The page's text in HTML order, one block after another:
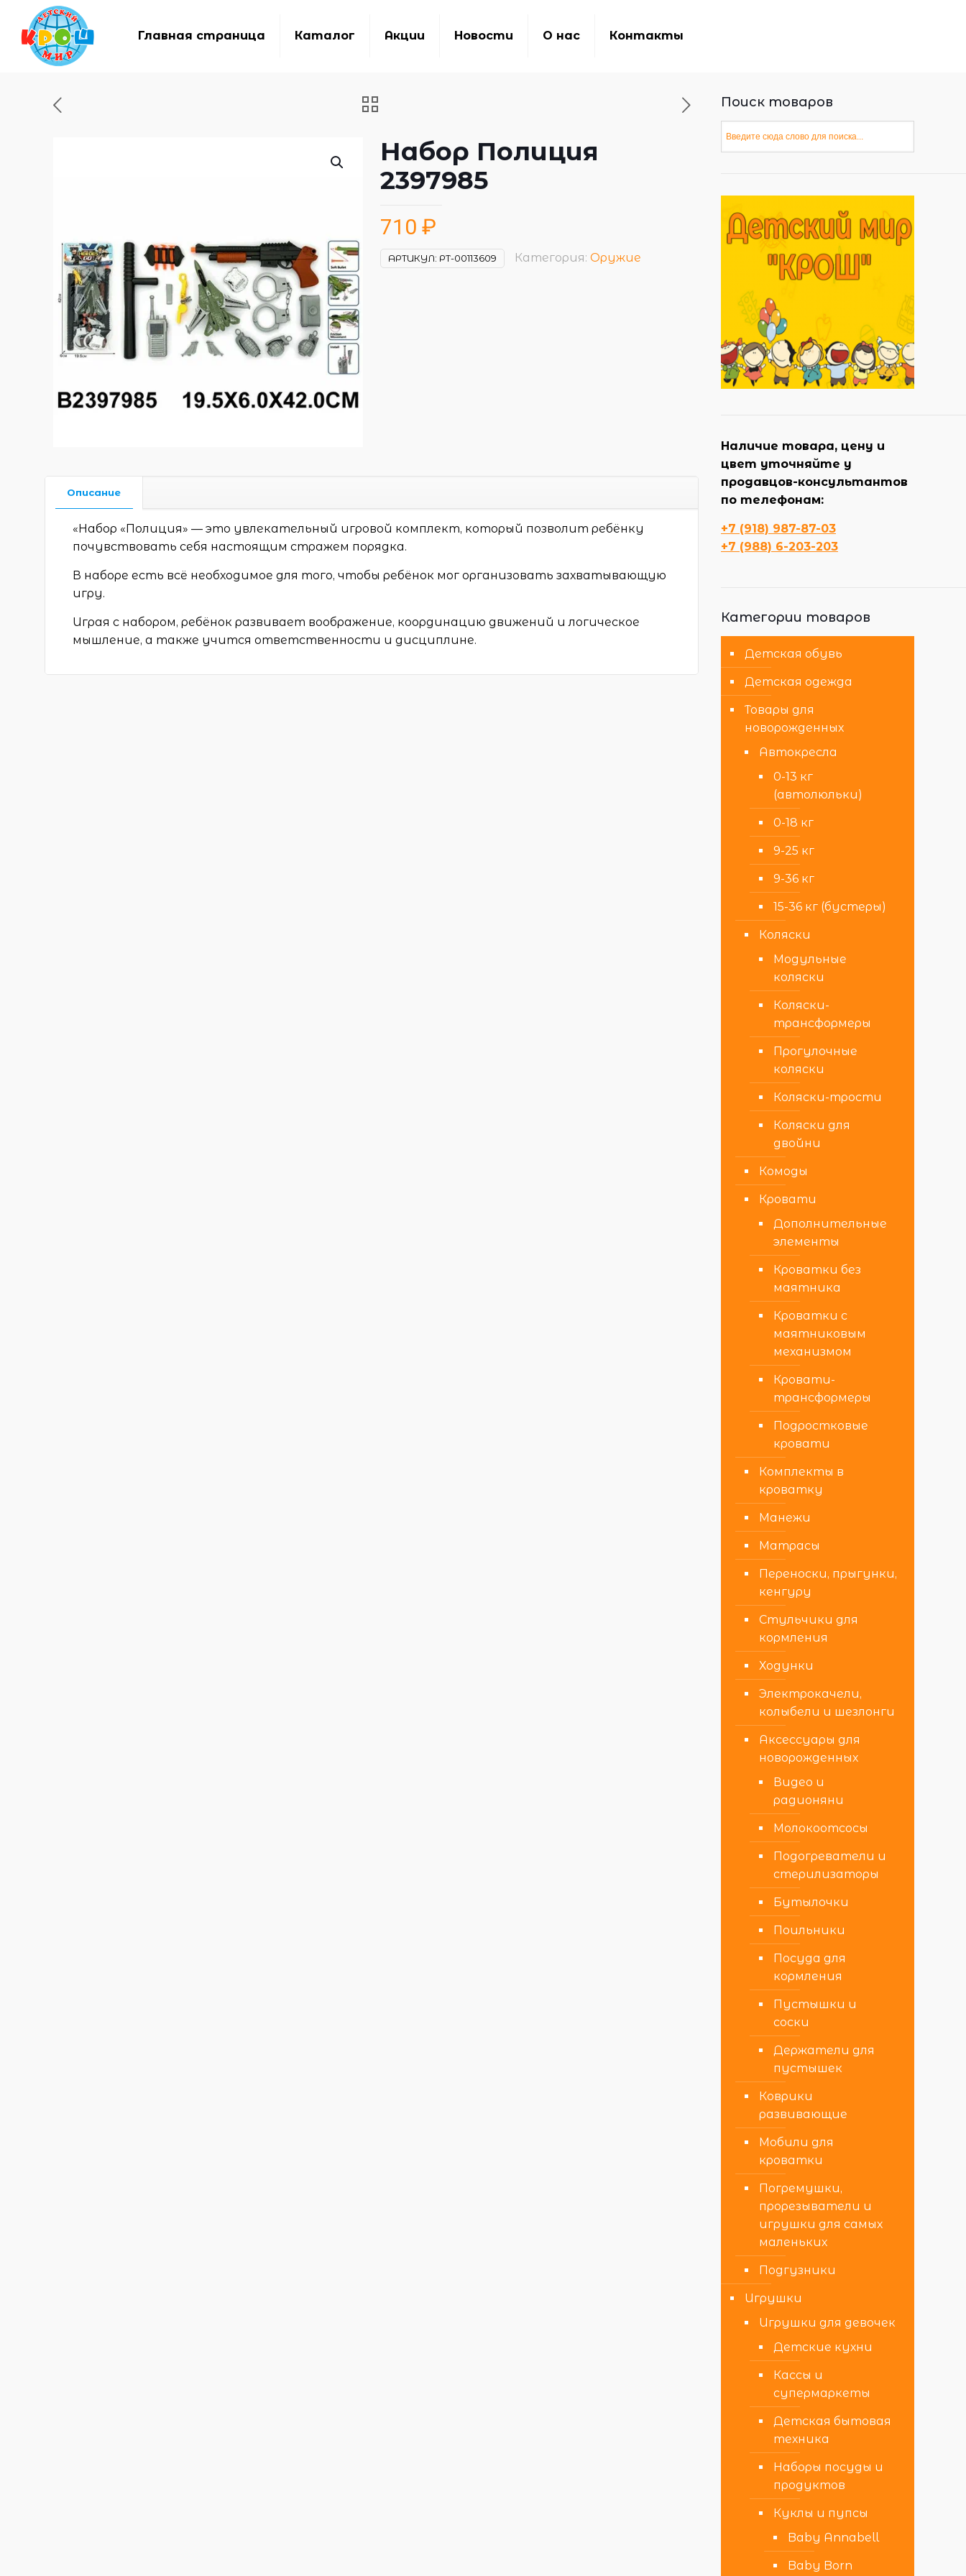
Главная страница Каталог Акции Новости О нас Контакты
Набор Полиция
2397985
710 ₽
АРТИКУЛ: РТ-00113609 Категория: Оружие
Описание
«Набор «Полиция» — это увлекательный игровой комплект, который позволит ребёнку
почувствовать себя настоящим стражем порядка.
В наборе есть всё необходимое для того, чтобы ребёнок мог организовать захватывающую
игру.
Играя с набором, ребёнок развивает воображение, координацию движений и логическое
мышление, а также учится ответственности и дисциплине.
Поиск товаров
Наличие товара, цену и
цвет уточняйте у
продавцов-консультантов
по телефонам:
+7 (918) 987-87-03
+7 (988) 6-203-203
Категории товаров
Детская обувь
Детская одежда
Товары для
новорожденных
Автокресла
0-13 кг
(автолюльки)
0-18 кг
9-25 кг
9-36 кг
15-36 кг (бустеры)
Коляски
Модульные
коляски
Коляски-
трансформеры
Прогулочные
коляски
Коляски-трости
Коляски для
двойни
Комоды
Кровати
Дополнительные
элементы
Кроватки без
маятника
Кроватки с
маятниковым
механизмом
Кровати-
трансформеры
Подростковые
кровати
Комплекты в
кроватку
Манежи
Матрасы
Переноски, прыгунки,
кенгуру
Стульчики для
кормления
Ходунки
Электрокачели,
колыбели и шезлонги
Аксессуары для
новорожденных
Видео и
радионяни
Молокоотсосы
Подогреватели и
стерилизаторы
Бутылочки
Поильники
Посуда для
кормления
Пустышки и
соски
Держатели для
пустышек
Коврики
развивающие
Мобили для
кроватки
Погремушки,
прорезыватели и
игрушки для самых
маленьких
Подгузники
Игрушки
Игрушки для девочек
Детские кухни
Кассы и
супермаркеты
Детская бытовая
техника
Наборы посуды и
продуктов
Куклы и пупсы
Baby Annabell
Baby Born